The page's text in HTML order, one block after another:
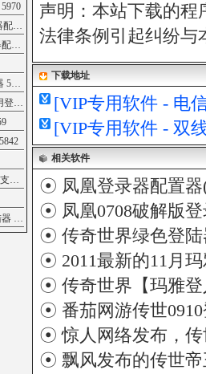
5970
GM你要发论坛问天传世登陆器配置器 v10
5953
天界工作室问天v0920版登陆器配置器
5950
5927
起秀网V0222飘逸二代引擎专用登录器配置
5919
科安网络传世简便通用登陆器[支持v1.96
5762
5704
声明：本站下载的程
法律条例引起纠纷与
下载地址
[VIP专用软件 - 电
[VIP专用软件 - 双
相关软件
☉ 凤凰登录器配置器
☉ 凤凰0708破解版
☉ 传奇世界绿色登
☉ 2011最新的11月
☉ 传奇世界【玛雅
☉ 番茄网游传世
☉惊人网络发布，
☉ 飘风发布的传世